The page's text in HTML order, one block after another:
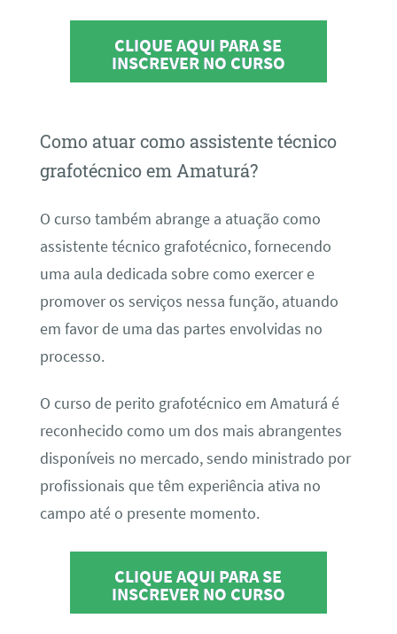
CLIQUE AQUI PARA SE
INSCREVER NO CURSO
Como atuar como assistente técnico
grafotécnico em Amaturá?
O curso também abrange a atuação como
assistente técnico grafotécnico, fornecendo
uma aula dedicada sobre como exercer e
promover os serviços nessa função, atuando
em favor de uma das partes envolvidas no
processo.
O curso de perito grafotécnico em Amaturá é
reconhecido como um dos mais abrangentes
disponíveis no mercado, sendo ministrado por
profissionais que têm experiência ativa no
campo até o presente momento.
CLIQUE AQUI PARA SE
INSCREVER NO CURSO